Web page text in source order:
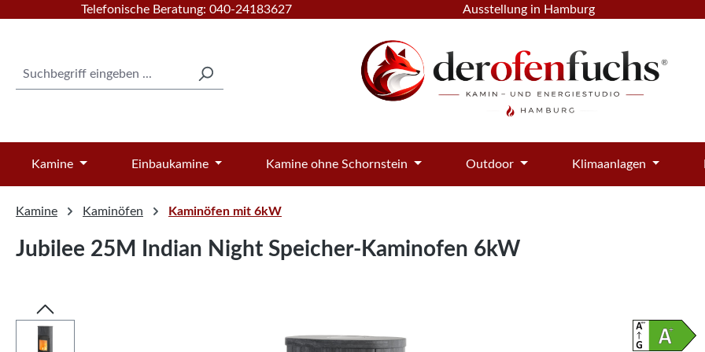
Hauptinhalt springen
Zur Suche springen
Zur Hauptnavigation springen
Telefonische Beratung: 040-24183627 Ausstellung in Hamburg
Kamine Einbaukamine Kamine ohne Schornstein Outdoor Klimaanlagen
Kamine Kaminöfen Kaminöfen mit 6kW
Jubilee 25M Indian Night Speicher-Kaminofen 6kW
Bildergalerie überspringen